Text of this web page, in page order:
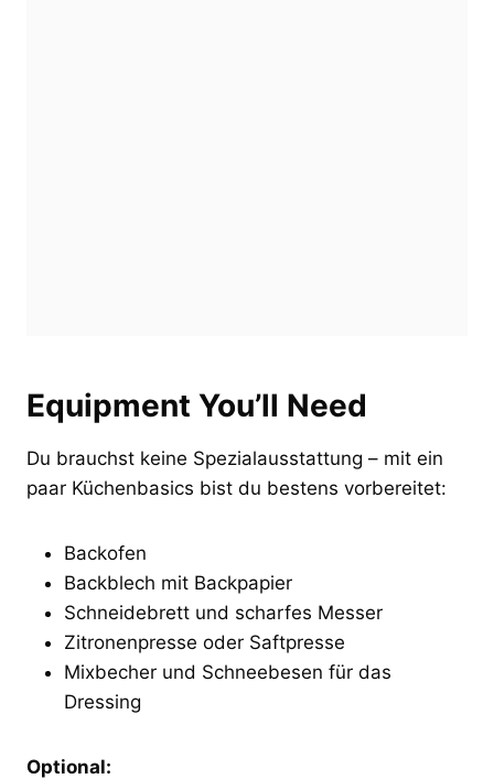
Equipment You’ll Need
Du brauchst keine Spezialausstattung – mit ein
paar Küchenbasics bist du bestens vorbereitet:
Backofen
Backblech mit Backpapier
Schneidebrett und scharfes Messer
Zitronenpresse oder Saftpresse
Mixbecher und Schneebesen für das
Dressing
Optional: